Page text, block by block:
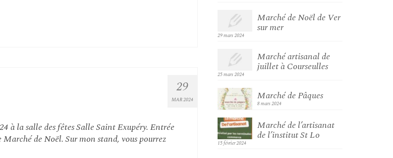
29
MAR 2024
à la salle des fêtes Salle Saint Exupéry. Entrée
de Noël. Sur mon stand, vous pourrez
Marché de Noël de Ver
sur mer
29 mars 2024
Marché artisanal de
juillet à Courseulles
25 mars 2024
Marché de Pâques
8 mars 2024
Marché de l’artisanat
de l’institut St Lo
15 février 2024